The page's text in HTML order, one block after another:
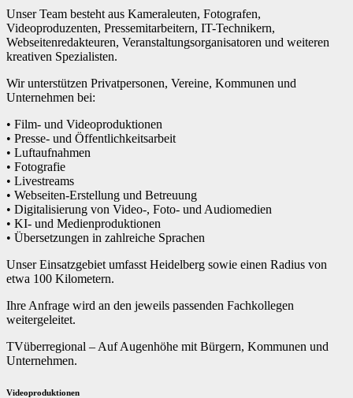
Unser Team besteht aus Kameraleuten, Fotografen,
Videoproduzenten, Pressemitarbeitern, IT-Technikern,
Webseitenredakteuren, Veranstaltungsorganisatoren und weiteren
kreativen Spezialisten.
Wir unterstützen Privatpersonen, Vereine, Kommunen und
Unternehmen bei:
• Film- und Videoproduktionen
• Presse- und Öffentlichkeitsarbeit
• Luftaufnahmen
• Fotografie
• Livestreams
• Webseiten-Erstellung und Betreuung
• Digitalisierung von Video-, Foto- und Audiomedien
• KI- und Medienproduktionen
• Übersetzungen in zahlreiche Sprachen
Unser Einsatzgebiet umfasst Heidelberg sowie einen Radius von
etwa 100 Kilometern.
Ihre Anfrage wird an den jeweils passenden Fachkollegen
weitergeleitet.
TVüberregional – Auf Augenhöhe mit Bürgern, Kommunen und
Unternehmen.
Videoproduktionen